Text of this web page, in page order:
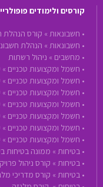
קורסים ולימודים
• חשבונאות » קורס הנהלת
• חשבונאות » הנהלת
• מחשבים » ניהול רשתות
• חשמל ומקצועות טכניים »
• חשמל ומקצועות טכניים »
• חשמל ומקצועות טכניים »
• חשמל ומקצועות טכניים »
• חשמל ומקצועות טכניים »
• חשמל ומקצועות טכניים »
• חשמל ומקצועות טכניים »
• בטיחות » ממונה בטיחות
• בטיחות » קורס ניהול
• בטיחות » קורס מדריכי